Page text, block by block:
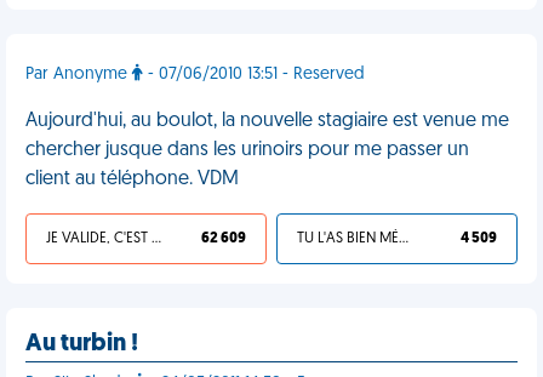
Par Anonyme - 07/06/2010 13:51 - Reserved
Aujourd'hui, au boulot, la nouvelle stagiaire est venue me
chercher jusque dans les urinoirs pour me passer un
client au téléphone. VDM
JE VALIDE, C'EST UNE VDM 62 609 TU L'AS BIEN MÉRITÉ 4 509
Au turbin !